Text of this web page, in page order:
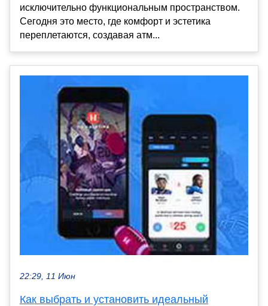
исключительно функциональным пространством.
Сегодня это место, где комфорт и эстетика
переплетаются, создавая атм...
22:29, 11 Июн
Как выбрать и установить идеальный